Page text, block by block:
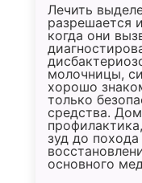
Лечить
разрешается
когда они
молочницы,
хорошо
только
средства.
зуд до
основного